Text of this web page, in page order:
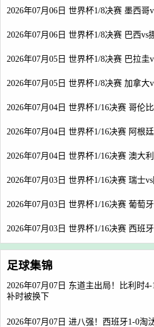
2026年07月06日 世界杯1/8决赛 墨西哥
2026年07月06日 世界杯1/8决赛 巴西vs
2026年07月05日 世界杯1/8决赛 巴拉圭
2026年07月05日 世界杯1/8决赛 加拿大
2026年07月04日 世界杯1/16决赛 哥伦
2026年07月04日 世界杯1/16决赛 阿根
2026年07月04日 世界杯1/16决赛 澳大
2026年07月03日 世界杯1/16决赛 瑞士
2026年07月03日 世界杯1/16决赛 葡萄
2026年07月03日 世界杯1/16决赛 西班
足球集锦
2026年07月07日 东道主出局！比利时
补时被换下
2026年07月07日 进八强！西班牙1-0淘